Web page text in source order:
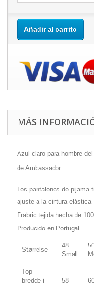
Añadir al carrito
MÁS
Azul claro para hombre
de Ambassador.
Los pantalones de pijama
ajuste a la cintura elástica
Frabric tejida hecha de
Producido en Portugal
Størrelse
48
Small
50
Top
bredde i
58 60